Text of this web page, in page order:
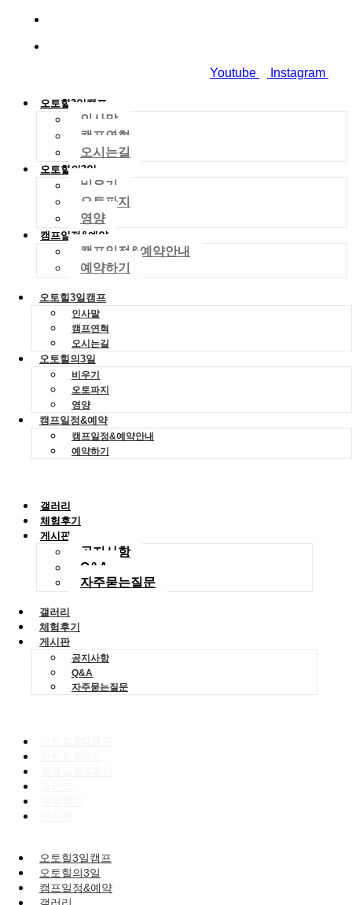
Youtube Instagram
오토힐3일캠프
인사말
캠프연혁
오시는길
오토힐의3일
비우기
오토파지
영양
캠프일정&예약
캠프일정&예약안내
예약하기
오토힐3일캠프
인사말
캠프연혁
오시는길
오토힐의3일
비우기
오토파지
영양
캠프일정&예약
캠프일정&예약안내
예약하기
갤러리
체험후기
게시판
공지사항
Q&A
자주묻는질문
갤러리
체험후기
게시판
공지사항
Q&A
자주묻는질문
오토힐3일캠프
오토힐의3일
캠프일정&예약